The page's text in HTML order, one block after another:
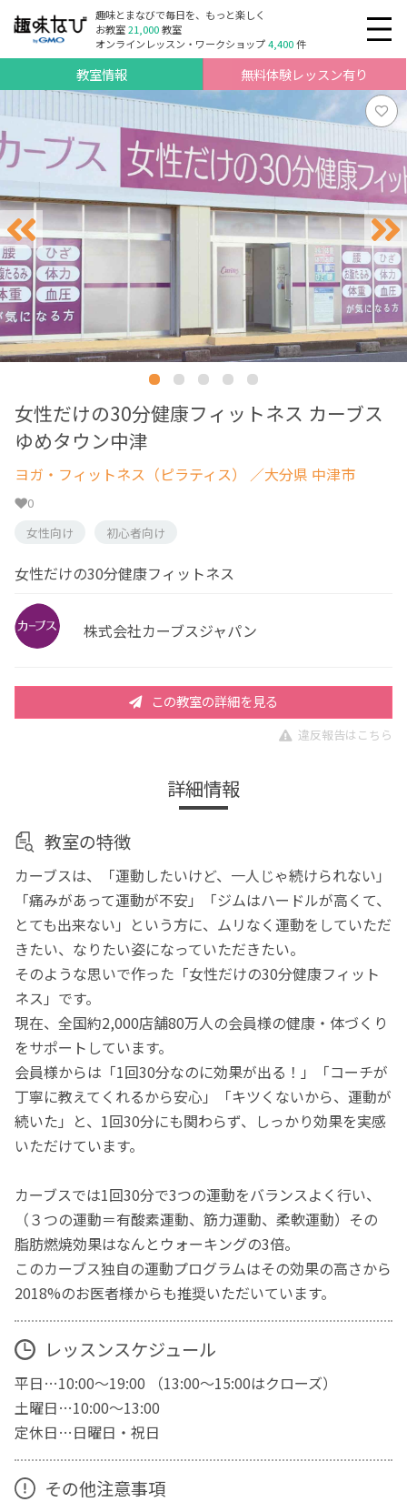
趣味とまなびで毎日を、もっと楽しく
お教室21,000教室
オンラインレッスン・ワークショップ4,400件
教室情報 無料体験レッスン有り
女性だけの30分健康フィットネス カーブス
ゆめタウン中津
ヨガ・フィットネス（ピラティス） ／大分県 中津市
0
女性向け
初心者向け
女性だけの30分健康フィットネス
株式会社カーブスジャパン
この教室の詳細を見る
違反報告はこちら
詳細情報
教室の特徴
カーブスは、「運動したいけど、一人じゃ続けられない」
「痛みがあって運動が不安」「ジムはハードルが高くて、
とても出来ない」という方に、ムリなく運動をしていただ
きたい、なりたい姿になっていただきたい。
そのような思いで作った「女性だけの30分健康フィット
ネス」です。
現在、全国約2,000店舗80万人の会員様の健康・体づくり
をサポートしています。
会員様からは「1回30分なのに効果が出る！」「コーチが
丁寧に教えてくれるから安心」「キツくないから、運動が
続いた」と、1回30分にも関わらず、しっかり効果を実感
いただけています。
カーブスでは1回30分で3つの運動をバランスよく行い、
（３つの運動＝有酸素運動、筋力運動、柔軟運動）その
脂肪燃焼効果はなんとウォーキングの3倍。
このカーブス独自の運動プログラムはその効果の高さから
2018%のお医者様からも推奨いただいています。
レッスンスケジュール
平日…10:00～19:00 （13:00～15:00はクローズ）
土曜日…10:00～13:00
定休日…日曜日・祝日
その他注意事項